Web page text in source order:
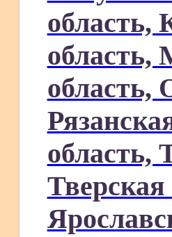
область,
область,
область,
область,
Тверская